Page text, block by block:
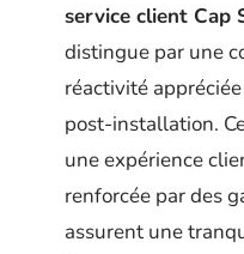
service client Cap
distingue par une
réactivité
post-installation.
une expérience
renforcée par des
assurent une